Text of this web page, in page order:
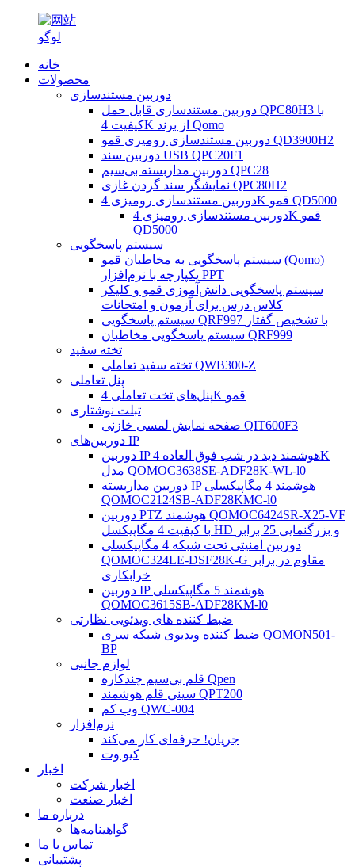
خانه
محصولات
دوربین مستندسازی
دوربین مستندسازی قابل حمل QPC80H3 با
کیفیت 4K از برند Qomo
دوربین مستندسازی رومیزی قمو QD3900H2
دوربین سند USB QPC20F1
دوربین مداربسته بی‌سیم QPC28
نمایشگر سند گردن غازی QPC80H2
دوربین مستندسازی رومیزی 4K قمو QD5000
دوربین مستندسازی رومیزی 4K قمو
QD5000
سیستم پاسخگویی
سیستم پاسخگویی به مخاطبان قمو (Qomo)
یکپارچه با نرم‌افزار PPT
سیستم پاسخگویی دانش‌آموزی قمو و کلیکر
کلاس درس برای آزمون و امتحانات
سیستم پاسخگویی QRF997 با تشخیص گفتار
سیستم پاسخگویی مخاطبان QRF999
تخته سفید
تخته سفید تعاملی QWB300-Z
پنل تعاملی
پنل‌های تخت تعاملی 4K قمو
تبلت نوشتاری
صفحه نمایش لمسی خازنی QIT600F3
دوربین‌های IP
دوربین IP هوشمند دید در شب فوق العاده 4K
مدل QOMOC3638SE-ADF28K-WL-l0
دوربین مداربسته IP هوشمند 4 مگاپیکسلی
QOMOC2124SB-ADF28KMC-l0
دوربین PTZ هوشمند QOMOC6424SR-X25-VF
با کیفیت 4 مگاپیکسل HD و بزرگنمایی 25 برابر
دوربین امنیتی تحت شبکه 4 مگاپیکسلی
QOMOC324LE-DSF28K-G مقاوم در برابر
خرابکاری
دوربین IP هوشمند 5 مگاپیکسلی
QOMOC3615SB-ADF28KM-l0
ضبط کننده های ویدئویی نظارتی
ضبط کننده ویدیوی شبکه سری QOMON501-
BP
لوازم جانبی
قلم بی‌سیم چندکاره Qpen
سینی قلم هوشمند QPT200
وب کم QWC-004
نرم‌افزار
جریان! حرفه‌ای کار می‌کند
کیو وت
اخبار
اخبار شرکت
اخبار صنعت
درباره ما
گواهینامه‌ها
تماس با ما
پشتیبانی